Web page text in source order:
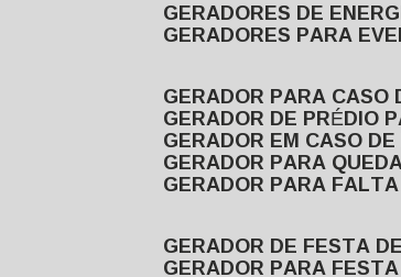
GERADORES DE
GERADORES PARA
GERADOR PARA
GERADOR DE
GERADOR EM CASO
GERADOR PARA
GERADOR PARA
GERADOR DE FESTA
GERADOR PARA